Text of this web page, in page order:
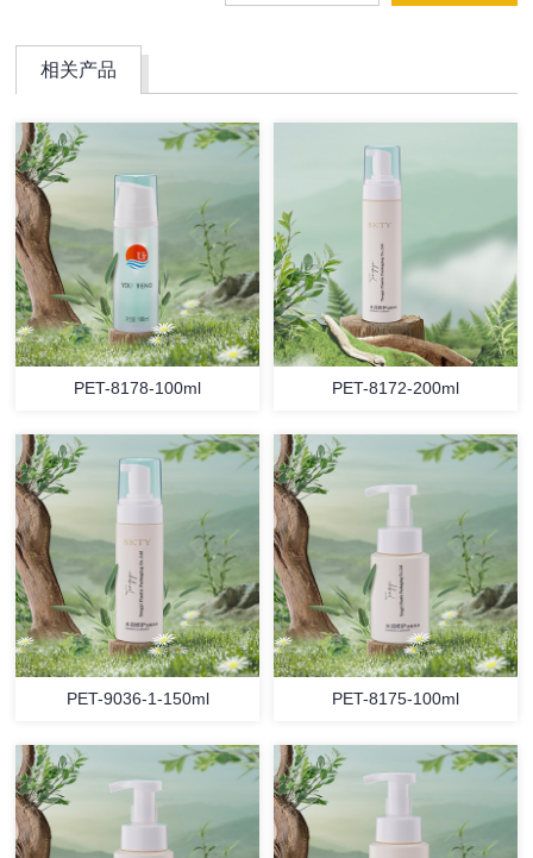
相关产品
PET-8178-100ml PET-8172-200ml
PET-9036-1-150ml PET-8175-100ml